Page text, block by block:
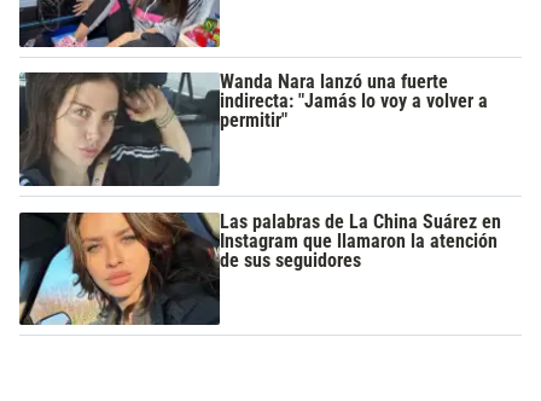
Wanda Nara lanzó una fuerte
indirecta: "Jamás lo voy a volver a
permitir"
Las palabras de La China Suárez en
Instagram que llamaron la atención
de sus seguidores